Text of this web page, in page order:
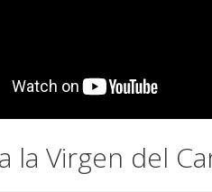
la Virgen del